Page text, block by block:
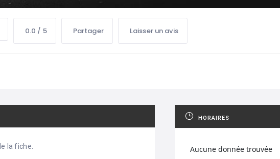
0.0 / 5 Partager Laisser un avis
la fiche.
HORAIRES
Aucune donnée trouvée